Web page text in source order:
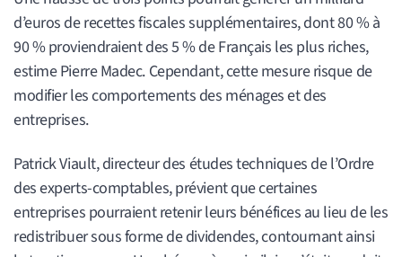
d’euros de recettes fiscales supplémentaires, dont 80 % à
90 % proviendraient des 5 % de Français les plus riches,
estime Pierre Madec. Cependant, cette mesure risque de
modifier les comportements des ménages et des
entreprises.
Patrick Viault, directeur des études techniques de l’Ordre
des experts-comptables, prévient que certaines
entreprises pourraient retenir leurs bénéfices au lieu de les
redistribuer sous forme de dividendes, contournant ainsi